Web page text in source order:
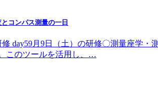
コンパス測量の一日
day59月9日（土）の研修〇測量座学
このツールを活用し、…